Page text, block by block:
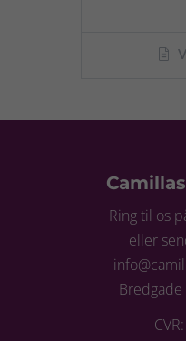
Ring til os
eller